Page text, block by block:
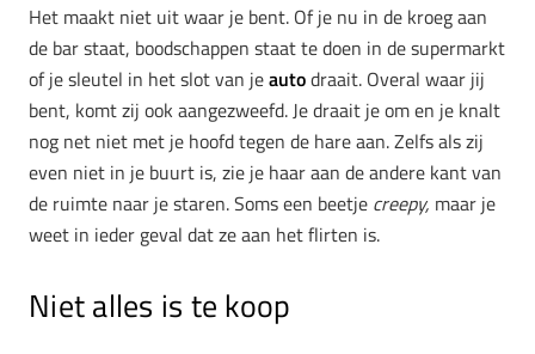
Het maakt niet uit waar je bent. Of je nu in de kroeg aan
de bar staat, boodschappen staat te doen in de supermarkt
of je sleutel in het slot van jeautodraait. Overal waar jij
bent, komt zij ook aangezweefd. Je draait je om en je knalt
nog net niet met je hoofd tegen de hare aan. Zelfs als zij
even niet in je buurt is, zie je haar aan de andere kant van
de ruimte naar je staren. Soms een beetje creepy, maar je
weet in ieder geval dat ze aan het flirten is.
Niet alles is te koop